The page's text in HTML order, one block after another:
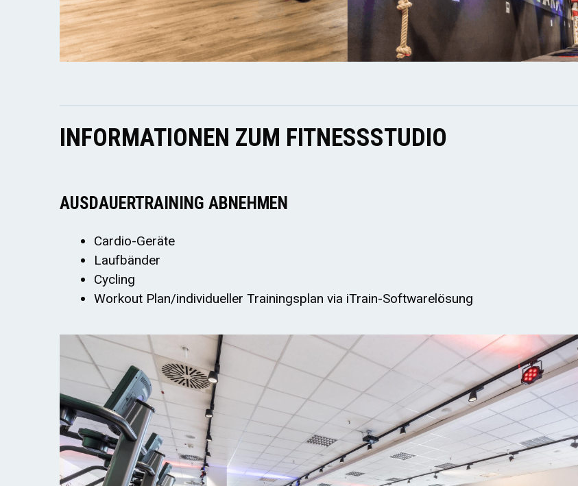
INFORMATIONEN ZUM FITNESSSTUDIO
AUSDAUERTRAINING ABNEHMEN
Cardio-Geräte
Laufbänder
Cycling
Workout Plan/individueller Trainingsplan via iTrain-Softwarelösung